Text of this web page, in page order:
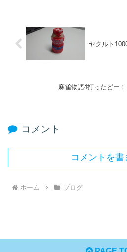
ヤクルト
麻雀物語4打ったどー！
コメント
コメントを書
ホーム ブログ